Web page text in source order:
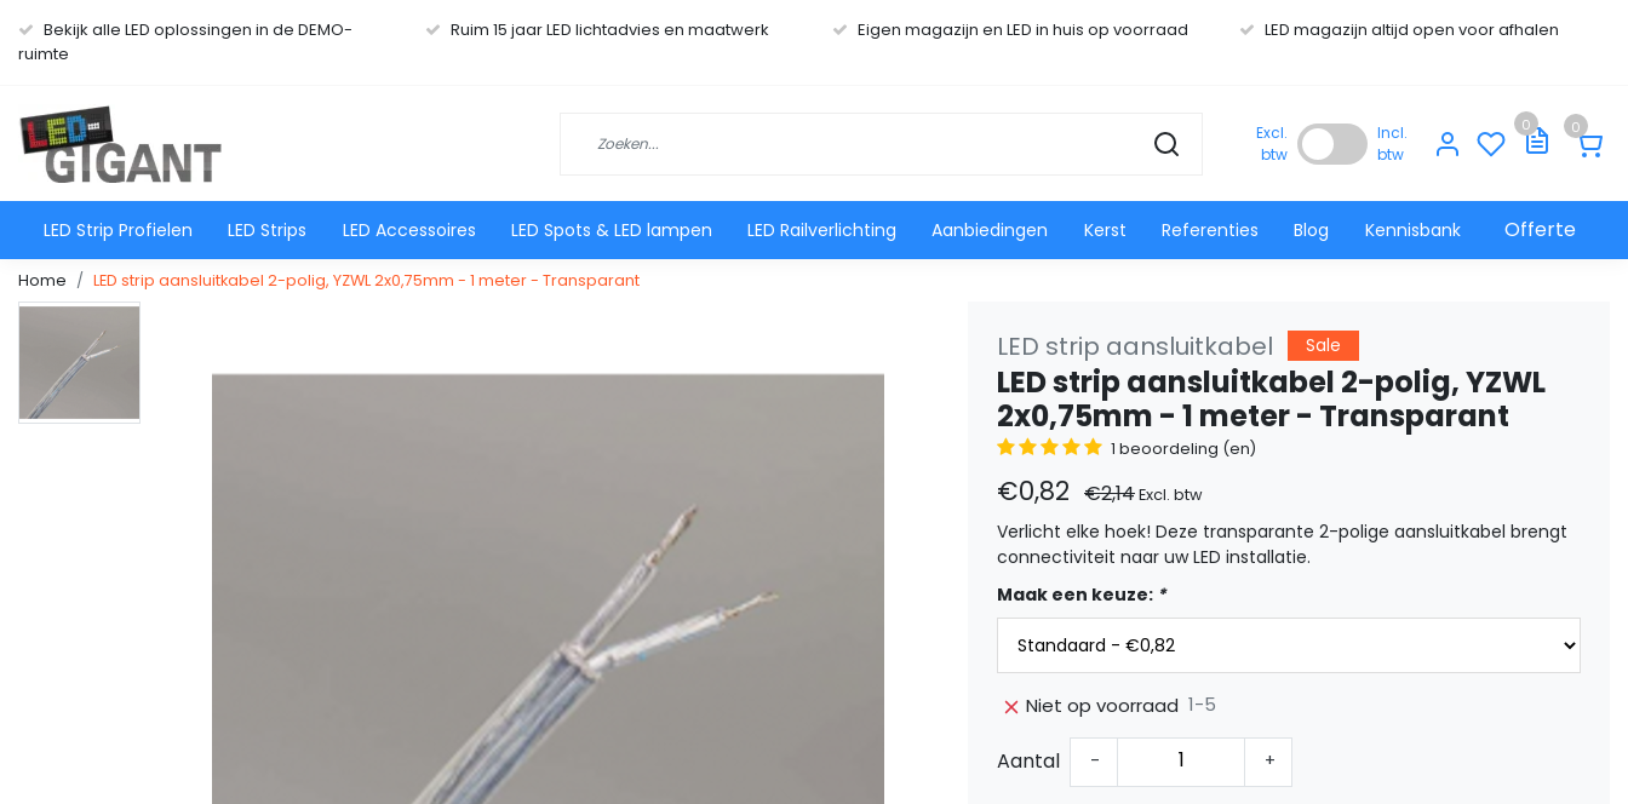
Bekijk alle LED oplossingen in de DEMO-
ruimte
Ruim 15 jaar LED lichtadvies en maatwerk Eigen magazijn en LED in huis op voorraad LED magazijn altijd open voor afhalen
Excl.
btw
Incl.
btw
0 0
LED Strip Profielen LED Strips LED Accessoires LED Spots & LED lampen LED Railverlichting Aanbiedingen Kerst Referenties Blog Kennisbank Offerte
Home LED strip aansluitkabel 2-polig, YZWL 2x0,75mm - 1 meter - Transparant
LED strip aansluitkabel Sale
LED strip aansluitkabel 2-polig, YZWL
2x0,75mm - 1 meter - Transparant
1 beoordeling (en)
€0,82 €2,14Excl. btw
Verlicht elke hoek! Deze transparante 2-polige aansluitkabel brengt
connectiviteit naar uw LED installatie.
Maak een keuze: *
Niet op voorraad 1-5
Aantal - +